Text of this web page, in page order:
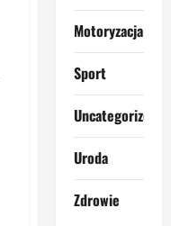
Motoryzacja
Sport
Uncategorized
Uroda
Zdrowie